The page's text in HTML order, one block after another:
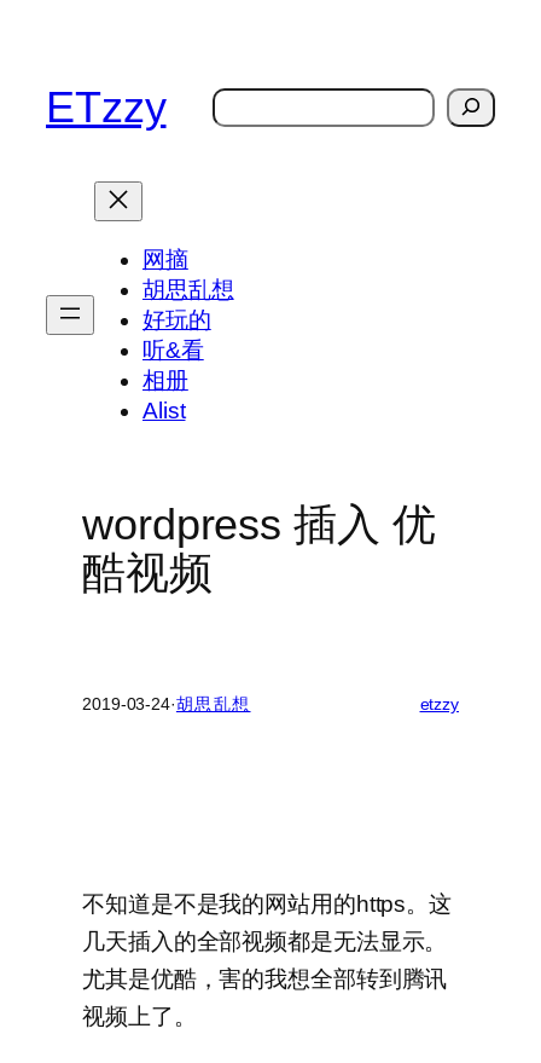
ETzzy
搜
网摘
胡思乱想
好玩的
听&看
相册
Alist
wordpress 插入 优
酷视频
2019-03-24·胡思乱想 etzzy
不知道是不是我的网站用的https。这
几天插入的全部视频都是无法显示。
尤其是优酷，害的我想全部转到腾讯
视频上了。